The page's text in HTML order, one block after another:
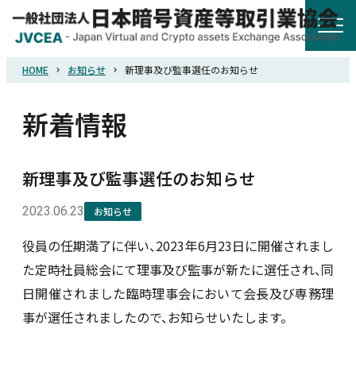
HOME
協会概要
規則・ガイドライン
会員紹介
HOME お知らせ 新理事及び監事選任のお知らせ
新着情報
新理事及び監事選任のお知らせ
2023.06.23 お知らせ
役員の任期満了に伴い、2023年6月23日に開催されまし
た定時社員総会にて理事及び監事が新たに選任され、同
日開催されました臨時理事会において会長及び専務理
事が選任されましたので、お知らせいたします。